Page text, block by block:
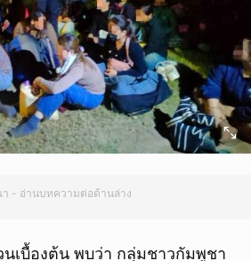
- อ่านบทความต่อด้านล่าง
เบื้องต้น พบว่า กลุ่มชาวกัมพูชา